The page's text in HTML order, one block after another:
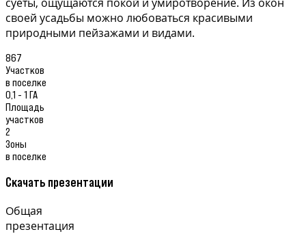
своей усадьбы можно любоваться красивыми
природными пейзажами и видами.
867
Участков
в поселке
0,1 - 1 ГА
Площадь
участков
2
Зоны
в поселке
Скачать презентации
Общая
презентация